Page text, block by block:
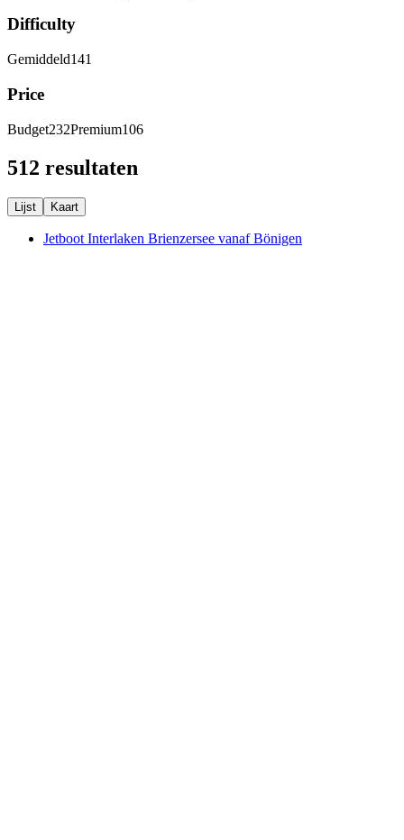
Difficulty
Gemiddeld141
Price
Budget232Premium106
512 resultaten
Lijst Kaart
Jetboot Interlaken Brienzersee vanaf Bönigen